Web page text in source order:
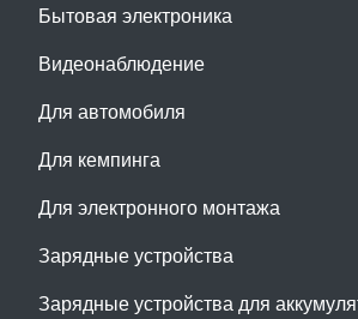
Бытовая электроника
Видеонаблюдение
Для автомобиля
Для кемпинга
Для электронного монтажа
Зарядные устройства
Зарядные устройства для